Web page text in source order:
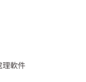
理軟件